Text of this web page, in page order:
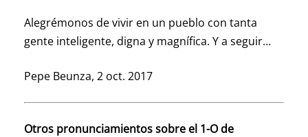
Alegrémonos de vivir en un pueblo con tanta
gente inteligente, digna y magnífica. Y a seguir…
Pepe Beunza, 2 oct. 2017
Otros pronunciamientos sobre el 1-O de